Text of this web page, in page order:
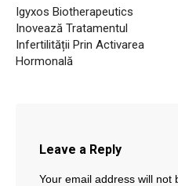
Igyxos Biotherapeutics
Inovează Tratamentul
Infertilității Prin Activarea
Hormonală
Leave a Reply
Your email address will not